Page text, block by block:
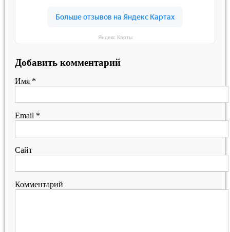
Яндекс Карты
Добавить комментарий
Имя *
Email *
Сайт
Комментарий